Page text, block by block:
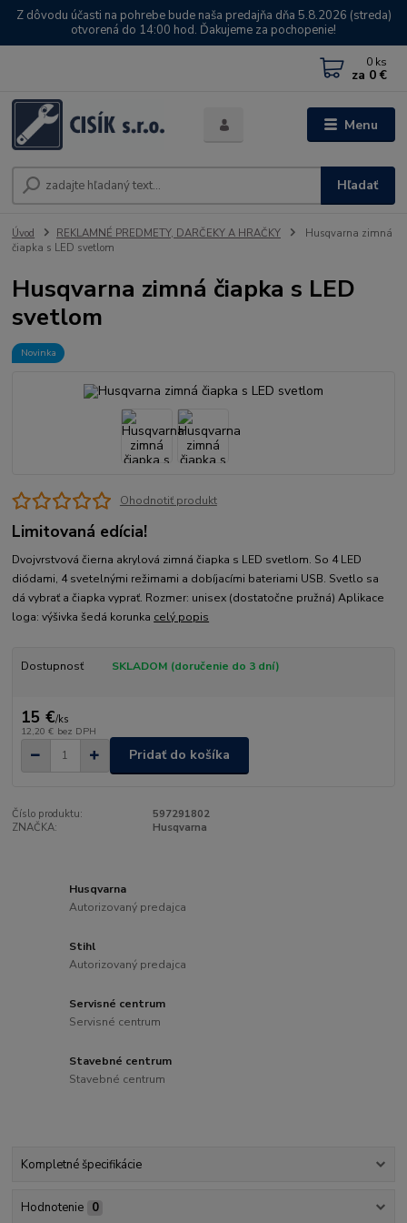
Z dôvodu účasti na pohrebe bude naša predajňa dňa 5.8.2026 (streda)
otvorená do 14:00 hod. Ďakujeme za pochopenie!
Menu
Hľadať
0 ks
za 0 €
Úvod REKLAMNÉ PREDMETY, DARČEKY A HRAČKY
Husqvarna zimná
čiapka s LED svetlom
Husqvarna zimná čiapka s LED
svetlom
Novinka
Ohodnotiť produkt
Limitovaná edícia!
Dvojvrstvová čierna akrylová zimná čiapka s LED svetlom. So 4 LED
diódami, 4 svetelnými režimami a dobíjacími bateriami USB. Svetlo sa
dá vybrať a čiapka vyprať. Rozmer: unisex (dostatočne pružná) Aplikace
loga: výšivka šedá korunka celý popis
Dostupnosť SKLADOM (doručenie do 3 dní)
15 €/ks
12,20 € bez DPH
Pridať do košíka
Číslo produktu:
597291802
ZNAČKA:
Husqvarna
Husqvarna
Autorizovaný predajca
Stihl
Autorizovaný predajca
Servisné centrum
Servisné centrum
Stavebné centrum
Stavebné centrum
Kompletné špecifikácie
Hodnotenie 0